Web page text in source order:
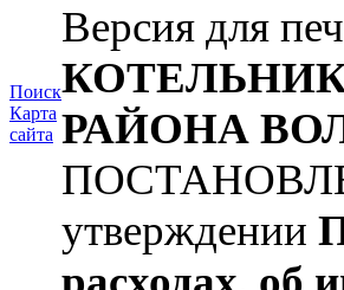
Поиск
Карта
сайта
Версия для
РАЙОНА
утверждении